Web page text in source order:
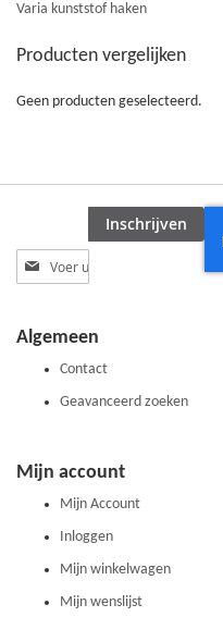
Varia kunststof haken
Producten vergelijken
Geen producten geselecteerd.
Abonneer
u
nieuwsbrief
Inschrijven
Algemeen
Contact
Geavanceerd zoeken
Mijn account
Mijn Account
Inloggen
Mijn winkelwagen
Mijn wenslijst